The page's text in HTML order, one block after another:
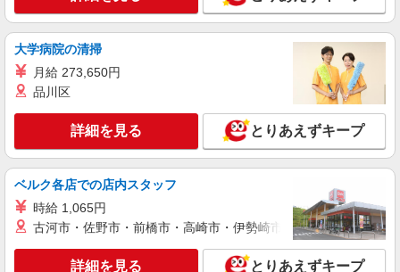
時給1,397円〜1,460円 ※経験・能力・資格等
による 初任者研修 時給1,397円 実務者研修 時給
1,397円 介護福祉士 時給1,460円 ※サービス提供8
件目以降〜1,000円/件 手当あり ※一律処遇改善加
算含む 〇時間外勤務手当 〇土日祝勤務手当 〇無
事故無違反表彰金 〇年末年始勤務手当
パナソニック エイジフリーケアセンター桂 京
キープ 詳細を見る
パナソニック エイジフリーケアセンター桂
訪問入浴／介護職／運転なし／パート／勤務日
数は応相談
時給1,397円〜1,460円 ※経験・能力・資格等
による 初任者研修 時給1,397円 実務者研修 時給
大学病院の清掃
月給 273,650円
品川区
詳細を見る とりあえずキープ
ベルク各店での店内スタッフ
時給 1,065円
古河市・佐野市・前橋市・高崎市・伊勢崎市・太田市・館林市
詳細を見る とりあえずキープ